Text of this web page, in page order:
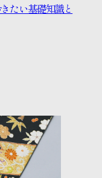
たい基礎知識と